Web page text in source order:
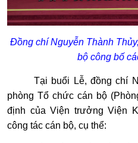
Đồng chí Nguyễn Thành
bộ công bố
Tại buổi Lễ, đồng chí
phòng Tổ chức cán bộ
định của Viện trưởng Viện
công tác cán bộ, cụ thể: